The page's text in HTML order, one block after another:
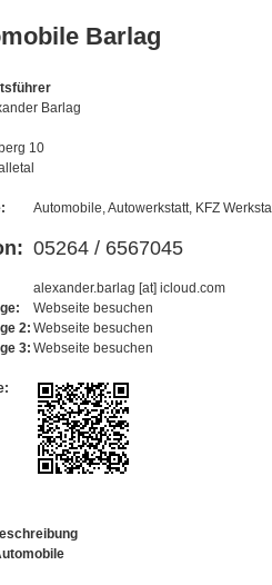
Barlag
Barlag
10
Automobile, Autowerkstatt, KFZ
05264 / 6567045
alexander.barlag [at] icloud.com
Webseite besuchen
2: Webseite besuchen
3: Webseite besuchen